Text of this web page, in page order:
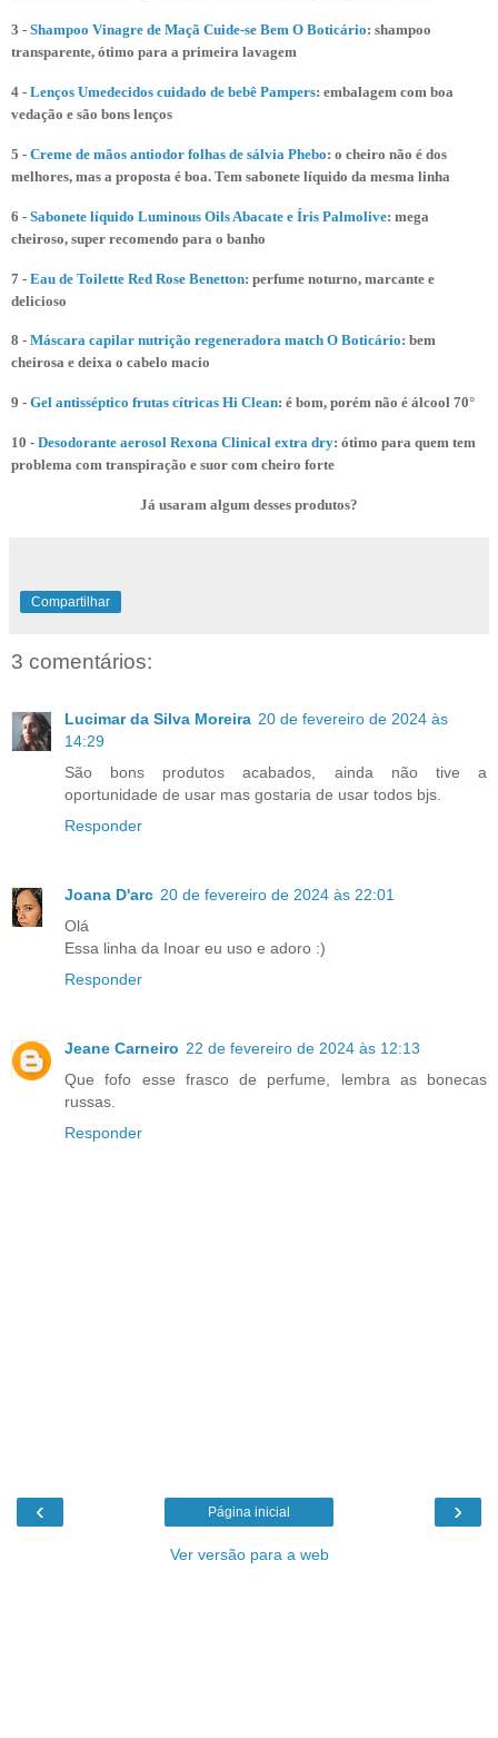
3 - Shampoo Vinagre de Maçã Cuide-se Bem O Boticário: shampoo
transparente, ótimo para a primeira lavagem
4 - Lenços Umedecidos cuidado de bebê Pampers: embalagem com boa
vedação e são bons lenços
5 - Creme de mãos antiodor folhas de sálvia Phebo: o cheiro não é dos
melhores, mas a proposta é boa. Tem sabonete líquido da mesma linha
6 - Sabonete líquido Luminous Oils Abacate e Íris Palmolive: mega
cheiroso, super recomendo para o banho
7 - Eau de Toilette Red Rose Benetton: perfume noturno, marcante e
delicioso
8 - Máscara capilar nutrição regeneradora match O Boticário: bem
cheirosa e deixa o cabelo macio
9 - Gel antisséptico frutas cítricas Hi Clean: é bom, porém não é álcool 70°
10 - Desodorante aerosol Rexona Clinical extra dry: ótimo para quem tem
problema com transpiração e suor com cheiro forte
Já usaram algum desses produtos?
Compartilhar
3 comentários:
Lucimar da Silva Moreira 20 de fevereiro de 2024 às
14:29
São bons produtos acabados, ainda não tive a
oportunidade de usar mas gostaria de usar todos bjs.
Responder
Joana D'arc 20 de fevereiro de 2024 às 22:01
Olá
Essa linha da Inoar eu uso e adoro :)
Responder
Jeane Carneiro 22 de fevereiro de 2024 às 12:13
Que fofo esse frasco de perfume, lembra as bonecas
russas.
Responder
‹ ›
Página inicial
Ver versão para a web